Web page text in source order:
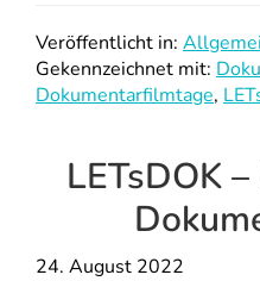
Veröffentlicht in:
Gekennzeichnet mit:
Dokumentarfilmtage,
LETsDOK
24. August 2022